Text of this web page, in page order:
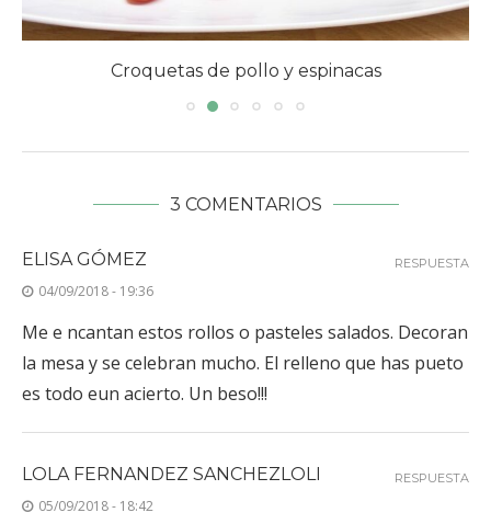
Croquetas de pollo y espinacas
3 COMENTARIOS
ELISA GÓMEZ
04/09/2018 - 19:36
Me e ncantan estos rollos o pasteles salados. Decoran
la mesa y se celebran mucho. El relleno que has pueto
es todo eun acierto. Un beso!!!
RESPUESTA
LOLA FERNANDEZ SANCHEZLOLI
05/09/2018 - 18:42
RESPUESTA